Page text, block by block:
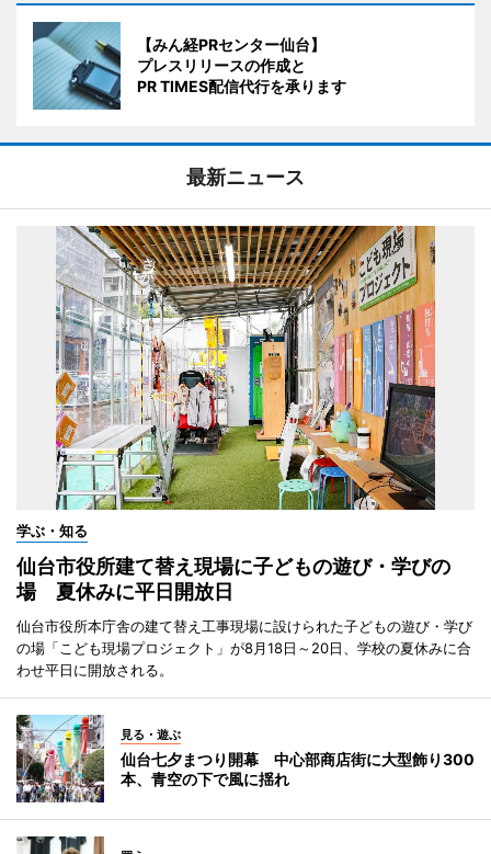
【みん経PRセンター仙台】
プレスリリースの作成と
PR TIMES配信代行を承ります
最新ニュース
学ぶ・知る
仙台市役所建て替え現場に子どもの遊び・学びの
場 夏休みに平日開放日
仙台市役所本庁舎の建て替え工事現場に設けられた子どもの遊び・学び
の場「こども現場プロジェクト」が8月18日～20日、学校の夏休みに合
わせ平日に開放される。
見る・遊ぶ
仙台七夕まつり開幕 中心部商店街に大型飾り300
本、青空の下で風に揺れ